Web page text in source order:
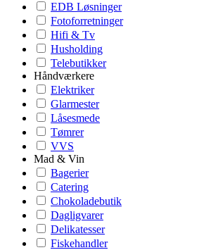
EDB Løsninger
Fotoforretninger
Hifi & Tv
Husholding
Telebutikker
Håndværkere
Elektriker
Glarmester
Låsesmede
Tømrer
VVS
Mad & Vin
Bagerier
Catering
Chokoladebutik
Dagligvarer
Delikatesser
Fiskehandler